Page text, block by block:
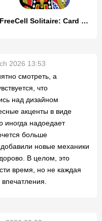
FreeCell Solitaire: Card Games
2026 13:53
смотреть, а
что
над дизайном
акценты в виде
иногда надоедает
больше
новые механики
В целом, это
время, но не каждая